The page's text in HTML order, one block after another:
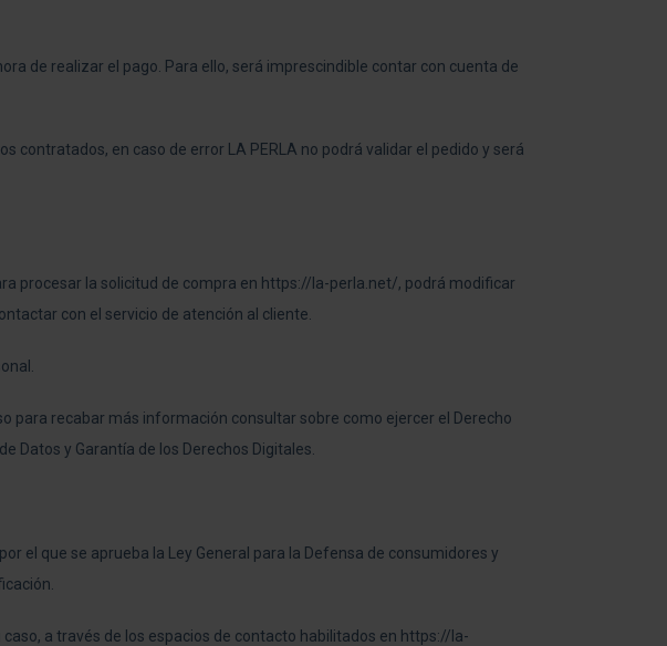
de realizar el pago. Para ello, será imprescindible contar con cuenta de
contratados, en caso de error LA PERLA no podrá validar el pedido y será
procesar la solicitud de compra en https://la-perla.net/, podrá modificar
con el servicio de atención al cliente.
para recabar más información consultar sobre como ejercer el Derecho
Datos y Garantía de los Derechos Digitales.
el que se aprueba la Ley General para la Defensa de consumidores y
a través de los espacios de contacto habilitados en https://la-